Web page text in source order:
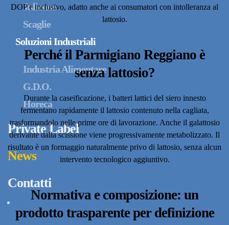
Julienne
Scaglie
Soluzioni Industriali
Industria Alimentare
G.D.O.
Horeca
Private Label
News
Contatti
DOP e inclusivo, adatto anche ai consumatori con intolleranza al
lattosio.
Perché il Parmigiano Reggiano è
senza lattosio?
Durante la caseificazione, i batteri lattici del siero innesto
fermentano rapidamente il lattosio contenuto nella cagliata,
trasformandolo nelle prime ore di lavorazione. Anche il galattosio
derivante dalla scissione viene progressivamente metabolizzato. Il
risultato è un formaggio naturalmente privo di lattosio, senza alcun
intervento tecnologico aggiuntivo.
Normativa e composizione: un
prodotto trasparente per definizione